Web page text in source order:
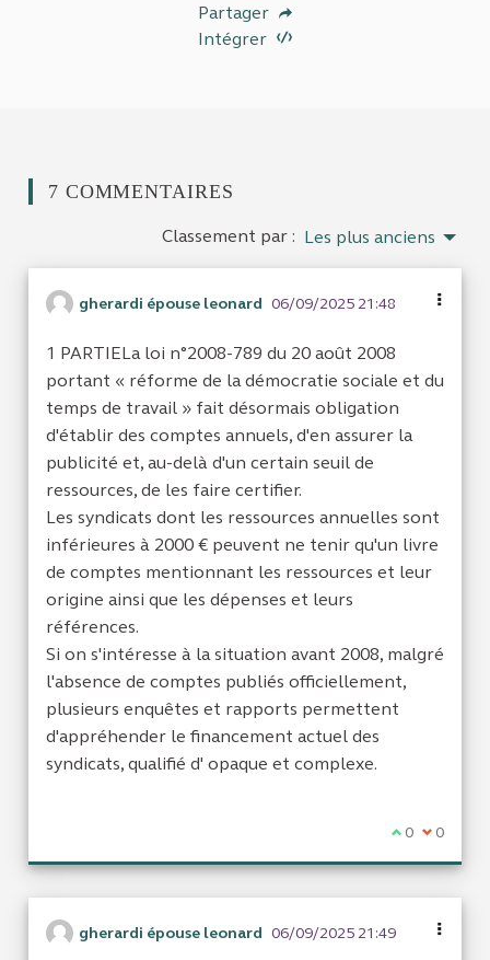
Partager
Intégrer
7 COMMENTAIRES
Classement par : Les plus anciens
gherardi épouse leonard 06/09/2025 21:48
1 PARTIELa loi n°2008-789 du 20 août 2008
portant « réforme de la démocratie sociale et du
temps de travail » fait désormais obligation
d'établir des comptes annuels, d'en assurer la
publicité et, au-delà d'un certain seuil de
ressources, de les faire certifier.
Les syndicats dont les ressources annuelles sont
inférieures à 2000 € peuvent ne tenir qu'un livre
de comptes mentionnant les ressources et leur
origine ainsi que les dépenses et leurs
références.
Si on s'intéresse à la situation avant 2008, malgré
l'absence de comptes publiés officiellement,
plusieurs enquêtes et rapports permettent
d'appréhender le financement actuel des
syndicats, qualifié d' opaque et complexe.
Je suis
0 Je ne
0
gherardi épouse leonard 06/09/2025 21:49